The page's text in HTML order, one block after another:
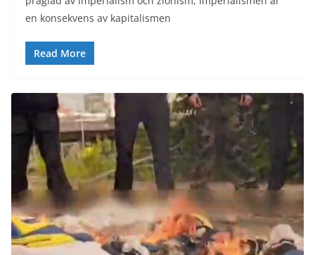
en konsekvens av kapitalismen
Read More